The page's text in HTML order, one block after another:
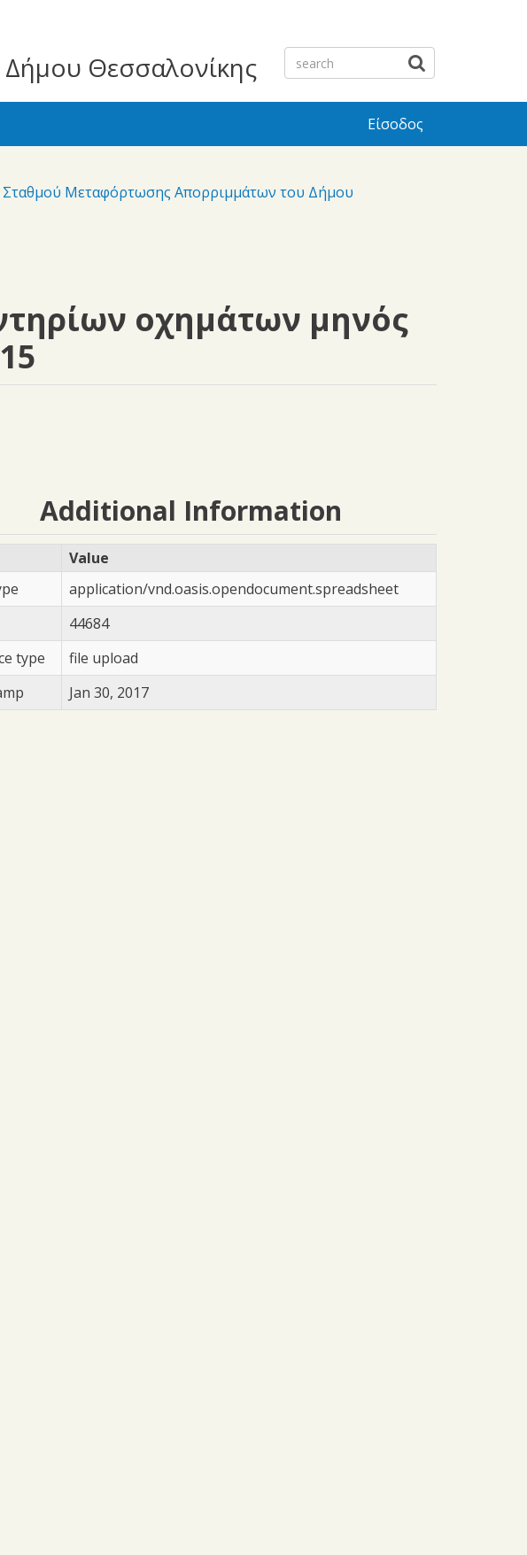
Θεσσαλονίκης
Είσοδος
Μεταφόρτωσης Απορριμμάτων του Δήμου
οχημάτων μηνός
Additional Information
Value
application/vnd.oasis.opendocument.spreadsheet
44684
type
file upload
Jan 30, 2017